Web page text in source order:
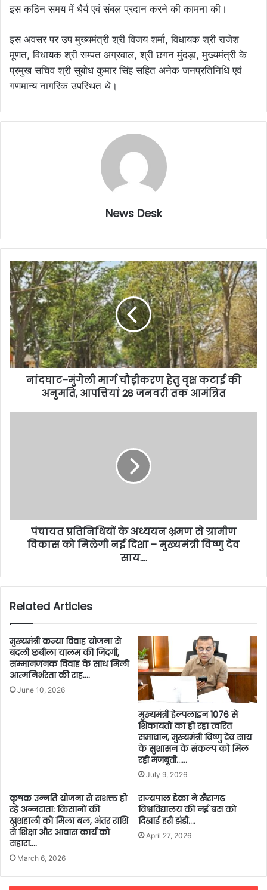
इस कठिन समय में धैर्य एवं संबल प्रदान करने की कामना की।
इस अवसर पर उप मुख्यमंत्री श्री विजय शर्मा, विधायक श्री राजेश
मूणत, विधायक श्री सम्पत अग्रवाल, श्री छगन मुंदड़ा, मुख्यमंत्री के
प्रमुख सचिव श्री सुबोध कुमार सिंह सहित अनेक जनप्रतिनिधि एवं
गणमान्य नागरिक उपस्थित थे।
News Desk
नांदघाट–मुंगेली मार्ग चौड़ीकरण हेतु वृक्ष कटाई की
अनुमति, आपत्तियां 28 जनवरी तक आमंत्रित
पंचायत प्रतिनिधियों के अध्ययन भ्रमण से ग्रामीण
विकास को मिलेगी नई दिशा – मुख्यमंत्री विष्णु देव
साय….
Related Articles
मुख्यमंत्री कन्या विवाह योजना से
बदली छबीला यालम की जिंदगी,
सम्मानजनक विवाह के साथ मिली
आत्मनिर्भरता की राह….
June 10, 2026
मुख्यमंत्री हेल्पलाइन 1076 से
शिकायतों का हो रहा त्वरित
समाधान, मुख्यमंत्री विष्णु देव साय
के सुशासन के संकल्प को मिल
रही मजबूती……
July 9, 2026
कृषक उन्नति योजना से सशक्त हो
रहे अन्नदाता: किसानों की
खुशहाली को मिला बल, अंतर राशि
से शिक्षा और आवास कार्य को
सहारा….
March 6, 2026
राज्यपाल डेका ने खैरागढ़
विश्वविद्यालय की नई बस को
दिखाई हरी झंडी….
April 27, 2026